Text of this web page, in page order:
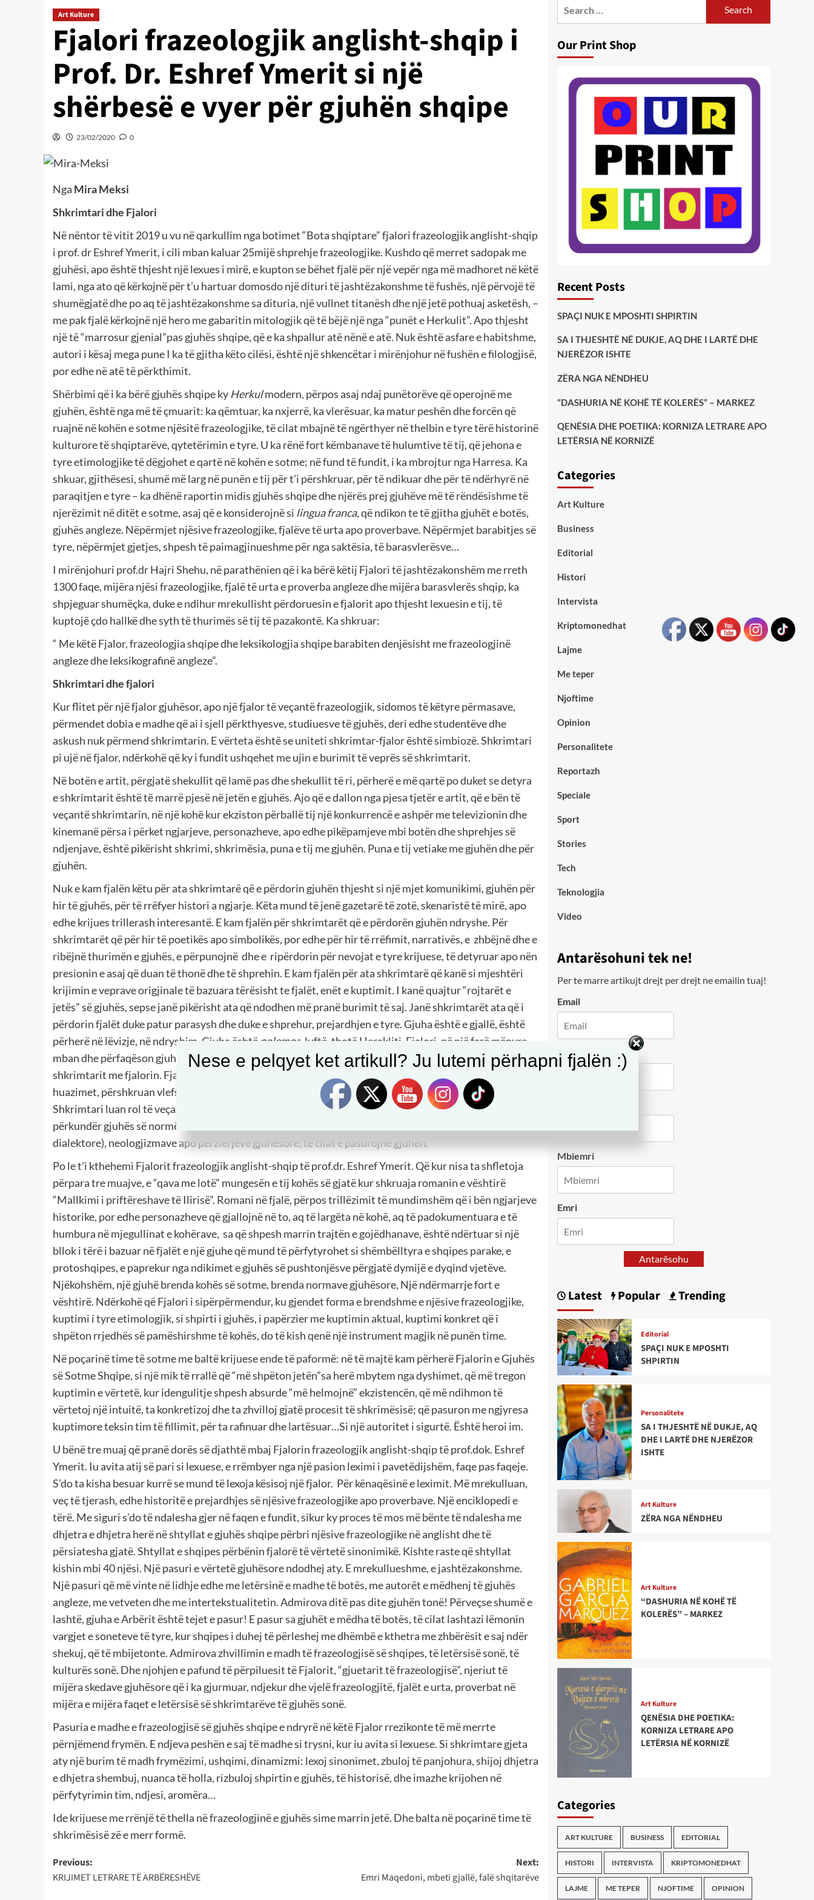
Art Kulture
Fjalori frazeologjik anglisht-shqip i
Prof. Dr. Eshref Ymerit si një
shërbesë e vyer për gjuhën shqipe
23/02/2020 0
Nga Mira Meksi
Shkrimtari dhe Fjalori
Në nëntor të vitit 2019 u vu në qarkullim nga botimet “Bota shqiptare” fjalori frazeologjik anglisht-shqip
i prof. dr Eshref Ymerit, i cili mban kaluar 25mijë shprehje frazeologjike. Kushdo që merret sadopak me
gjuhësi, apo është thjesht një lexues i mirë, e kupton se bëhet fjalë për një vepër nga më madhoret në këtë
lami, nga ato që kërkojnë për t’u hartuar domosdo një dituri të jashtëzakonshme të fushës, një përvojë të
shumëgjatë dhe po aq të jashtëzakonshme sa dituria, një vullnet titanësh dhe një jetë pothuaj asketësh, –
me pak fjalë kërkojnë një hero me gabaritin mitologjik që të bëjë një nga “punët e Herkulit”. Apo thjesht
një të “marrosur gjenial”pas gjuhës shqipe, që e ka shpallur atë nënë e atë. Nuk është asfare e habitshme,
autori i kësaj mega pune I ka të gjitha këto cilësi, është një shkencëtar i mirënjohur në fushën e filologjisë,
por edhe në atë të përkthimit.
Shërbimi që i ka bërë gjuhës shqipe ky Herkulmodern, përpos asaj ndaj punëtorëve që operojnë me
gjuhën, është nga më të çmuarit: ka qëmtuar, ka nxjerrë, ka vlerësuar, ka matur peshën dhe forcën që
ruajnë në kohën e sotme njësitë frazeologjike, të cilat mbajnë të ngërthyer në thelbin e tyre tërë historinë
kulturore të shqiptarëve, qytetërimin e tyre. U ka rënë fort këmbanave të hulumtive të tij, që jehona e
tyre etimologjike të dëgjohet e qartë në kohën e sotme; në fund të fundit, i ka mbrojtur nga Harresa. Ka
shkuar, gjithësesi, shumë më larg në punën e tij për t’i përshkruar, për të ndikuar dhe për të ndërhyrë në
paraqitjen e tyre – ka dhënë raportin midis gjuhës shqipe dhe njërës prej gjuhëve më të rëndësishme të
njerëzimit në ditët e sotme, asaj që e konsiderojnë si lingua franca,që ndikon te të gjitha gjuhët e botës,
gjuhës angleze. Nëpërmjet njësive frazeologjike, fjalëve të urta apo proverbave. Nëpërmjet barabitjes së
tyre, nëpërmjet gjetjes, shpesh të paimagjinueshme për nga saktësia, të barasvlerësve…
I mirënjohuri prof.dr Hajri Shehu, në parathënien që i ka bërë këtij Fjalori të jashtëzakonshëm me rreth
1300 faqe, mijëra njësi frazeologjike, fjalë të urta e proverba angleze dhe mijëra barasvlerës shqip, ka
shpjeguar shumëçka, duke e ndihur mrekullisht përdoruesin e fjalorit apo thjesht lexuesin e tij, të
kuptojë çdo hallkë dhe syth të thurimës së tij të pazakontë. Ka shkruar:
“ Me këtë Fjalor, frazeologjia shqipe dhe leksikologjia shqipe barabiten denjësisht me frazeologjinë
angleze dhe leksikografinë angleze”.
Shkrimtari dhe fjalori
Kur flitet për një fjalor gjuhësor, apo një fjalor të veçantë frazeologjik, sidomos të këtyre përmasave,
përmendet dobia e madhe që ai i sjell përkthyesve, studiuesve të gjuhës, deri edhe studentëve dhe
askush nuk përmend shkrimtarin. E vërteta është se uniteti shkrimtar-fjalor është simbiozë. Shkrimtari
pi ujë në fjalor, ndërkohë që ky i fundit ushqehet me ujin e burimit të veprës së shkrimtarit.
Në botën e artit, përgjatë shekullit që lamë pas dhe shekullit të ri, përherë e më qartë po duket se detyra
e shkrimtarit është të marrë pjesë në jetën e gjuhës. Ajo që e dallon nga pjesa tjetër e artit, që e bën të
veçantë shkrimtarin, në një kohë kur ekziston përballë tij një konkurrencë e ashpër me televizionin dhe
kinemanë përsa i përket ngjarjeve, personazheve, apo edhe pikëpamjeve mbi botën dhe shprehjes së
ndjenjave, është pikërisht shkrimi, shkrimësia, puna e tij me gjuhën. Puna e tij vetiake me gjuhën dhe për
gjuhën.
Nuk e kam fjalën këtu për ata shkrimtarë që e përdorin gjuhën thjesht si një mjet komunikimi, gjuhën për
hir të gjuhës, për të rrëfyer histori a ngjarje. Këta mund të jenë gazetarë të zotë, skenaristë të mirë, apo
edhe krijues trillerash interesantë. E kam fjalën për shkrimtarët që e përdorën gjuhën ndryshe. Për
shkrimtarët që për hir të poetikës apo simbolikës, por edhe për hir të rrëfimit, narrativës, e zhbëjnë dhe e
ribëjnë thurimën e gjuhës, e përpunojnë dhe e ripërdorin për nevojat e tyre krijuese, të detyruar apo nën
presionin e asaj që duan të thonë dhe të shprehin. E kam fjalën për ata shkrimtarë që kanë si mjeshtëri
krijimin e veprave origjinale të bazuara tërësisht te fjalët, enët e kuptimit. I kanë quajtur “rojtarët e
jetës” së gjuhës, sepse janë pikërisht ata që ndodhen më pranë burimit të saj. Janë shkrimtarët ata që i
përdorin fjalët duke patur parasysh dhe duke e shprehur, prejardhjen e tyre. Gjuha është e gjallë, është
përherë në lëvizje, në ndryshim. Gjuha është polemos, luftë, thotë Herakliti. Fjalori, në një farë mënyre,
mban dhe përfaqëson gjuhën, një pjesë të madhe të gjuhës, leksikun e saj. Që këtu buron edhe lidhja e
shkrimtarit me fjalorin. Fjalori përmbledh edhe raportin e gjuhës që përfaqëson me gjuhët e tjera, me
huazimet, përshkruan vlefshmërinë apo prestigjin e një fjale në kohë si edhe vendin e saj në aktualitet.
Shkrimtari luan rol të veçantë në krah të specialistëve të gjuhës, në lidhje me gjuhën dialektore
përkundër gjuhës së normës ( sot ka në letrat shqipe shkrimtarë që po përdorin me sukses gjuhën
dialektore), neologjizmave apo përzierjeve gjuhësore, të cilat e pasurojnë gjuhën.
Po le t’i kthehemi Fjalorit frazeologjik anglisht-shqip të prof.dr. Eshref Ymerit. Që kur nisa ta shfletoja
përpara tre muajve, e “qava me lotë” mungesën e tij kohës së gjatë kur shkruaja romanin e vështirë
“Mallkimi i priftëreshave të Ilirisë”. Romani në fjalë, përpos trillëzimit të mundimshëm që i bën ngjarjeve
historike, por edhe personazheve që gjallojnë në to, aq të largëta në kohë, aq të padokumentuara e të
humbura në mjegullinat e kohërave, sa që shpesh marrin trajtën e gojëdhanave, është ndërtuar si një
bllok i tërë i bazuar në fjalët e një gjuhe që mund të përfytyrohet si shëmbëlltyra e shqipes parake, e
protoshqipes, e paprekur nga ndikimet e gjuhës së pushtonjësve përgjatë dymijë e dyqind vjetëve.
Njëkohshëm, një gjuhë brenda kohës së sotme, brenda normave gjuhësore, Një ndërmarrje fort e
vështirë. Ndërkohë që Fjalori i sipërpërmendur, ku gjendet forma e brendshme e njësive frazeologjike,
kuptimi i tyre etimologjik, si shpirti i gjuhës, i papërzier me kuptimin aktual, kuptimi konkret që i
shpëton rrjedhës së pamëshirshme të kohës, do të kish qenë një instrument magjik në punën time.
Në poçarinë time të sotme me baltë krijuese ende të paformë: në të majtë kam përherë Fjalorin e Gjuhës
së Sotme Shqipe, si një mik të rrallë që “më shpëton jetën”sa herë mbytem nga dyshimet, që më tregon
kuptimin e vërtetë, kur idengulitje shpesh absurde “më helmojnë” ekzistencën, që më ndihmon të
vërtetoj një intuitë, ta konkretizoj dhe ta zhvilloj gjatë procesit të shkrimësisë; që pasuron me ngjyresa
kuptimore teksin tim të fillimit, për ta rafinuar dhe lartësuar…Si një autoritet i sigurtë. Është heroi im.
U bënë tre muaj që pranë dorës së djathtë mbaj Fjalorin frazeologjik anglisht-shqip të prof.dok. Eshref
Ymerit. Iu avita atij së pari si lexuese, e rrëmbyer nga një pasion leximi i pavetëdijshëm, faqe pas faqeje.
S’do ta kisha besuar kurrë se mund të lexoja kësisoj një fjalor. Për kënaqësinë e leximit. Më mrekulluan,
veç të tjerash, edhe historitë e prejardhjes së njësive frazeologjike apo proverbave. Një enciklopedi e
tërë. Me siguri s’do të ndalesha gjer në faqen e fundit, sikur ky proces të mos më bënte të ndalesha me
dhjetra e dhjetra herë në shtyllat e gjuhës shqipe përbri njësive frazeologjike në anglisht dhe të
përsiatesha gjatë. Shtyllat e shqipes përbënin fjalorë të vërtetë sinonimikë. Kishte raste që shtyllat
kishin mbi 40 njësi. Një pasuri e vërtetë gjuhësore ndodhej aty. E mrekullueshme, e jashtëzakonshme.
Një pasuri që më vinte në lidhje edhe me letërsinë e madhe të botës, me autorët e mëdhenj të gjuhës
angleze, me vetveten dhe me intertekstualitetin. Admirova ditë pas dite gjuhën tonë! Përveçse shumë e
lashtë, gjuha e Arbërit është tejet e pasur! E pasur sa gjuhët e mëdha të botës, të cilat lashtazi lëmonin
vargjet e soneteve të tyre, kur shqipes i duhej të përleshej me dhëmbë e kthetra me zhbërësit e saj ndër
shekuj, që të mbijetonte. Admirova zhvillimin e madh të frazeologjisë së shqipes, të letërsisë sonë, të
kulturës sonë. Dhe njohjen e pafund të përpiluesit të Fjalorit, “gjuetarit të frazeologjisë”, njeriut të
mijëra skedave gjuhësore që i ka gjurmuar, ndjekur dhe vjelë frazeologjitë, fjalët e urta, proverbat në
mijëra e mijëra faqet e letërsisë së shkrimtarëve të gjuhës sonë.
Pasuria e madhe e frazeologjisë së gjuhës shqipe e ndryrë në këtë Fjalor rrezikonte të më merrte
përnjëmend frymën. E ndjeva peshën e saj të madhe si trysni, kur iu avita si lexuese. Si shkrimtare gjeta
aty një burim të madh frymëzimi, ushqimi, dinamizmi: lexoj sinonimet, zbuloj të panjohura, shijoj dhjetra
e dhjetra shembuj, nuanca të holla, rizbuloj shpirtin e gjuhës, të historisë, dhe imazhe krijohen në
përfytyrimin tim, ndjesi, aromëra…
Ide krijuese me rrënjë të thella në frazeologjinë e gjuhës sime marrin jetë. Dhe balta në poçarinë time të
shkrimësisë zë e merr formë.
Post
navigation
Previous:
KRIJIMET LETRARE TË ARBËRESHËVE
Next:
Emri Maqedoni, mbeti gjallë, falë shqitarëve
Our Print Shop
Recent Posts
SPAÇI NUK E MPOSHTI SHPIRTIN
SA I THJESHTË NË DUKJE, AQ DHE I LARTË DHE
NJERËZOR ISHTE
ZËRA NGA NËNDHEU
“DASHURIA NË KOHË TË KOLERËS” – MARKEZ
QENËSIA DHE POETIKA: KORNIZA LETRARE APO
LETËRSIA NË KORNIZË
Categories
Art Kulture
Business
Editorial
Histori
Intervista
Kriptomonedhat
Lajme
Me teper
Njoftime
Opinion
Personalitete
Reportazh
Speciale
Sport
Stories
Tech
Teknologjia
Video
Antarësohuni tek ne!
Per te marre artikujt drejt per drejt ne emailin tuaj!
Email
City
Mbiemri
Emri
Antarësohu
Latest Popular Trending
Editorial
SPAÇI NUK E MPOSHTI
SHPIRTIN
Personalitete
SA I THJESHTË NË DUKJE, AQ
DHE I LARTË DHE NJERËZOR
ISHTE
Art Kulture
ZËRA NGA NËNDHEU
Art Kulture
“DASHURIA NË KOHË TË
KOLERËS” – MARKEZ
Art Kulture
QENËSIA DHE POETIKA:
KORNIZA LETRARE APO
LETËRSIA NË KORNIZË
Categories
ART KULTURE BUSINESS EDITORIAL
HISTORI INTERVISTA KRIPTOMONEDHAT
LAJME ME TEPER NJOFTIME OPINION
Nese e pelqyet ket artikull? Ju lutemi përhapni fjalën :)